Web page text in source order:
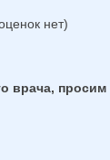
нет)